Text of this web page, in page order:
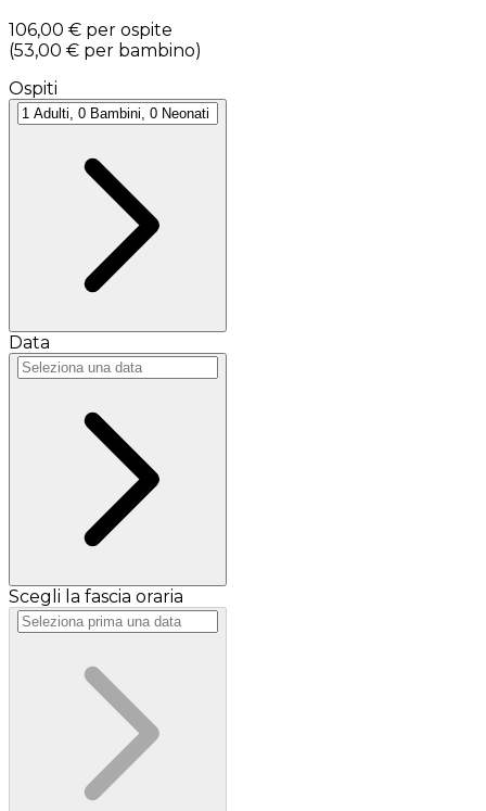
106,00 € per ospite
(53,00 € per bambino)
Ospiti
Data
Scegli la fascia oraria